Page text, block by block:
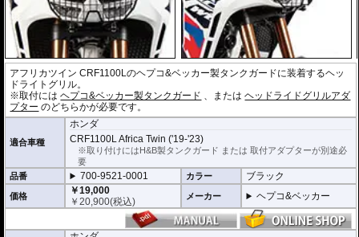
アフリカツイン CRF1100Lのヘプコ&ベッカー製タンクガードに装着するヘッ
ドライトグリル。
※取付にはヘプコ&ベッカー製タンクガード 、またはヘッドライドグリルアダ
プター のどちらかが必要です。
適合車種
ホンダ
CRF1100L Africa Twin ('19-'23)
※取り付けにはH&B製タンクガード または 取付アダプターが別途必
要
品番
700-9521-0001 カラー ブラック
価格
￥19,000
￥20,900(税込) メーカー ヘプコ&ベッカー